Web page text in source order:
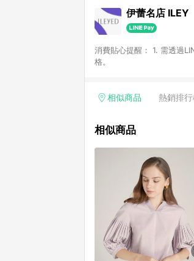
伊蕾名店 ILEY
消費貼心提醒： 1. 需透過
格。
相似商品 熱銷排
相似商品